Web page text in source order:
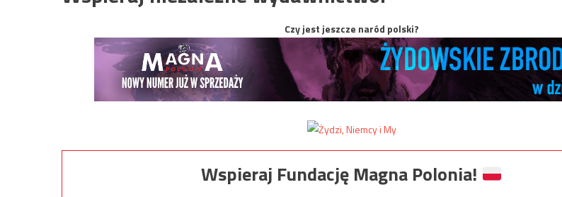
Czy jest jeszcze naród polski?
Wspieraj Fundację Magna Polonia!